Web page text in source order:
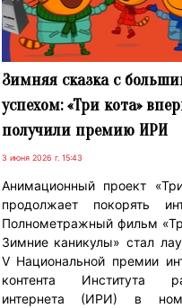
Зимняя сказка с
успехом: «Три кота»
получили премию ИРИ
3 июня 2026 г. 15:43
Анимационный проект
продолжает покорять
Полнометражный фильм
Зимние каникулы» стал
V Национальной премии
контента Института
интернета (ИРИ) в